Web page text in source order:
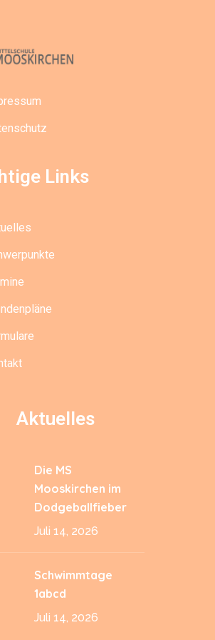
Links
Aktuelles
Die MS
Mooskirchen im
Dodgeballfieber
Juli 14, 2026
Schwimmtage
1abcd
Juli 14, 2026